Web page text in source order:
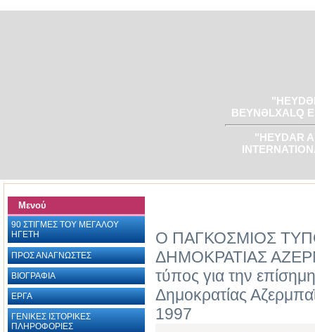
BEYNƏLXALQ
"HEYDAR
Μενού
90 ΣΤΙΓΜΕΣ ΤΟΥ ΜΕΓΑΛΟΥ
ΗΓΕΤΗ
ΠΡΟΣ ΑΝΑΓΝΩΣΤΕΣ
ΒΙΟΓΡΑΦΙΑ ‎
ΕΡΓΑ
ΓΕΝΙΚΕΣ ΙΣΤΟΡΙΚΕΣ
ΠΛΗΡΟΦΟΡΙΕΣ
Ο ΠΑΓΚΟΣΜΙΟΣ
ΔΗΜΟΚΡΑΤΙΑΣ
τύπος για την
Δημοκρατίας
1997